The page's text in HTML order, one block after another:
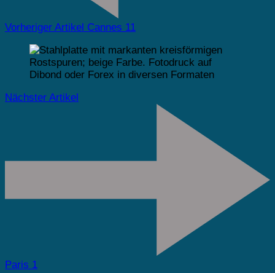
Vorheriger Artikel Cannes 11
Nächster Artikel
Paris 1